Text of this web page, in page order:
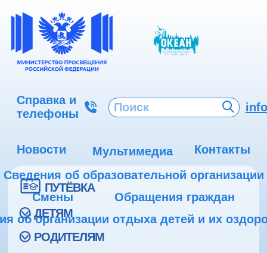
Справка и
телефоны
Новости Мультимедиа
Контакты
Сведения об образовательной организации
Смены
Обращения граждан
об организации отдыха детей и их
ПУТЁВКА
ДЕТЯМ
РОДИТЕЛЯМ